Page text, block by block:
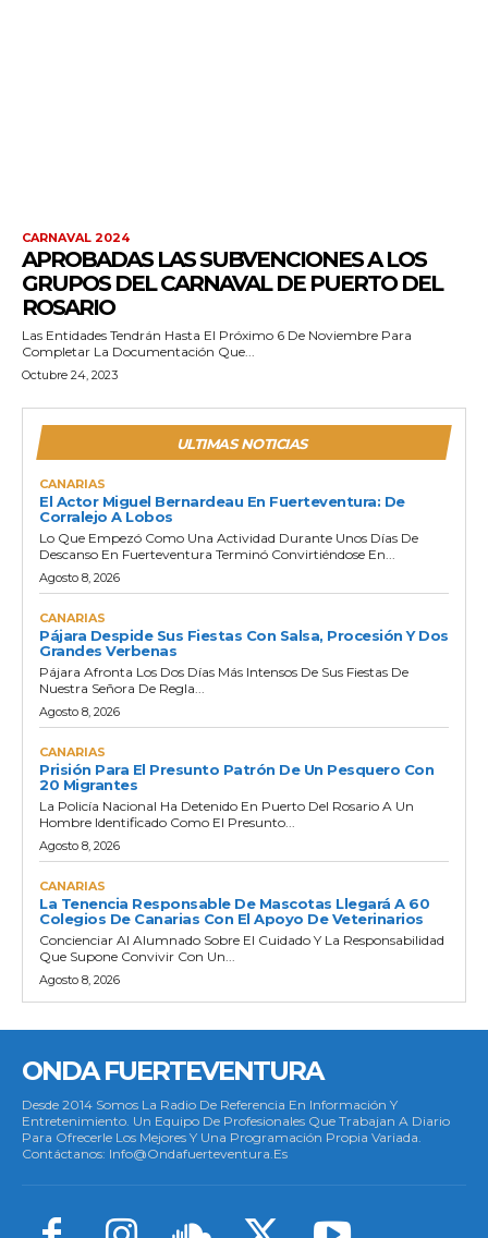
CARNAVAL 2024
APROBADAS LAS SUBVENCIONES A LOS
GRUPOS DEL CARNAVAL DE PUERTO DEL
ROSARIO
Las Entidades Tendrán Hasta El Próximo 6 De Noviembre Para
Completar La Documentación Que...
Octubre 24, 2023
ULTIMAS NOTICIAS
CANARIAS
El Actor Miguel Bernardeau En Fuerteventura: De
Corralejo A Lobos
Lo Que Empezó Como Una Actividad Durante Unos Días De
Descanso En Fuerteventura Terminó Convirtiéndose En...
Agosto 8, 2026
CANARIAS
Pájara Despide Sus Fiestas Con Salsa, Procesión Y Dos
Grandes Verbenas
Pájara Afronta Los Dos Días Más Intensos De Sus Fiestas De
Nuestra Señora De Regla...
Agosto 8, 2026
CANARIAS
Prisión Para El Presunto Patrón De Un Pesquero Con
20 Migrantes
La Policía Nacional Ha Detenido En Puerto Del Rosario A Un
Hombre Identificado Como El Presunto...
Agosto 8, 2026
CANARIAS
La Tenencia Responsable De Mascotas Llegará A 60
Colegios De Canarias Con El Apoyo De Veterinarios
Concienciar Al Alumnado Sobre El Cuidado Y La Responsabilidad
Que Supone Convivir Con Un...
Agosto 8, 2026
ONDA FUERTEVENTURA
Desde 2014 Somos La Radio De Referencia En Información Y
Entretenimiento. Un Equipo De Profesionales Que Trabajan A Diario
Para Ofrecerle Los Mejores Y Una Programación Propia Variada.
Contáctanos: Info@ondafuerteventura.es